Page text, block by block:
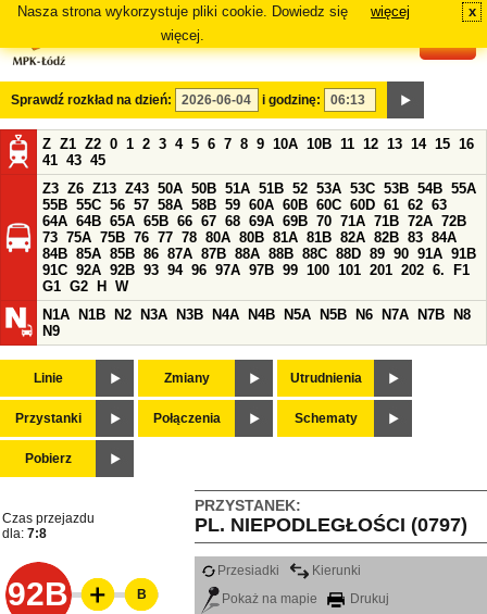
Nasza strona wykorzystuje pliki cookie. Dowiedz się
więcej.
więcej x
Sprawdź rozkład na dzień: i godzinę:
Z Z1 Z2 0 1 2 3 4 5 6 7 8 9 10A 10B 11 12 13 14 15 16
41 43 45
Z3 Z6 Z13 Z43 50A 50B 51A 51B 52 53A 53C 53B 54B 55A
55B 55C 56 57 58A 58B 59 60A 60B 60C 60D 61 62 63
64A 64B 65A 65B 66 67 68 69A 69B 70 71A 71B 72A 72B
73 75A 75B 76 77 78 80A 80B 81A 81B 82A 82B 83 84A
84B 85A 85B 86 87A 87B 88A 88B 88C 88D 89 90 91A 91B
91C 92A 92B 93 94 96 97A 97B 99 100 101 201 202 6.
F1
G1 G2 H
W
N1A
N1B N2 N3A N3B N4A N4B N5A N5B N6 N7A N7B
N8
N9
Linie Zmiany Utrudnienia
Przystanki Połączenia Schematy
Pobierz
PRZYSTANEK:
PL. NIEPODLEGŁOŚCI (0797)
Czas przejazdu
dla: 7:8
92B
Przesiadki
Kierunki
Pokaż na mapie
Drukuj
B